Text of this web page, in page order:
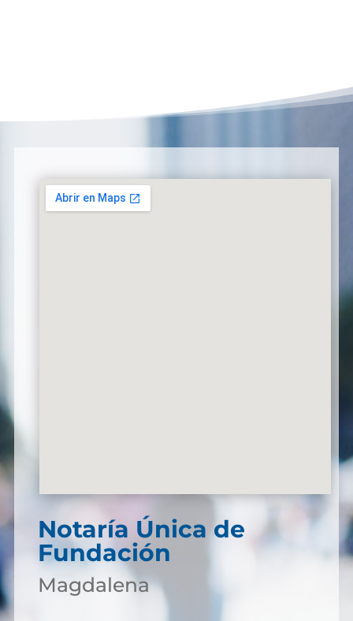
Notaría Única de
Fundación
Magdalena